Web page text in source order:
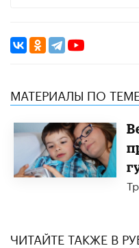
МАТЕРИАЛЫ ПО
ЧИТАЙТЕ ТАКЖЕ В